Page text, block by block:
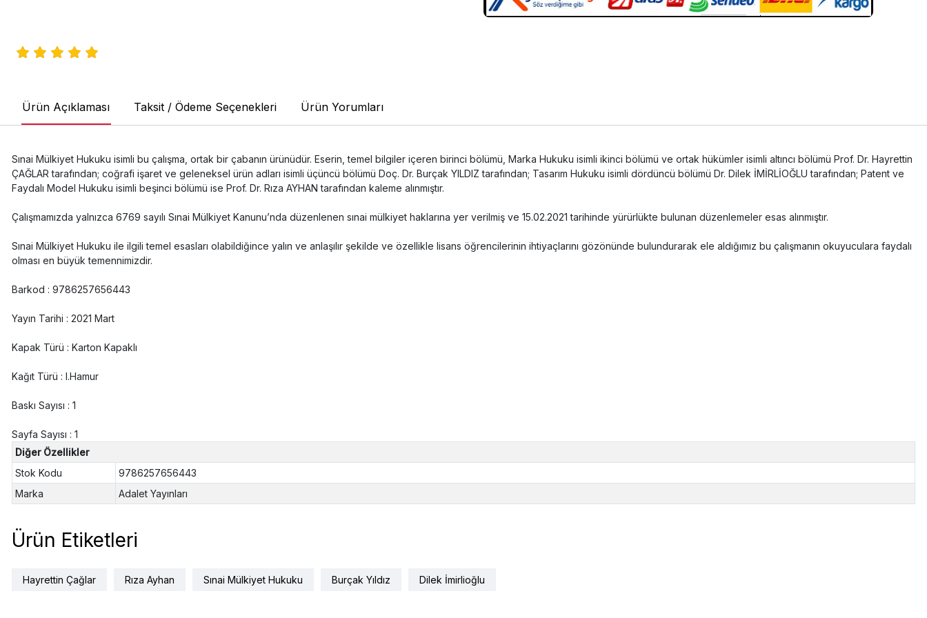
Ürün Açıklaması Taksit / Ödeme Seçenekleri Ürün Yorumları
Sınai Mülkiyet Hukuku isimli bu çalışma, ortak bir çabanın ürünüdür. Eserin, temel bilgiler içeren birinci bölümü, Marka Hukuku isimli ikinci bölümü ve ortak hükümler isimli altıncı bölümü Prof. Dr. Hayrettin
ÇAĞLAR tarafından; coğrafi işaret ve geleneksel ürün adları isimli üçüncü bölümü Doç. Dr. Burçak YILDIZ tarafından; Tasarım Hukuku isimli dördüncü bölümü Dr. Dilek İMİRLİOĞLU tarafından; Patent ve
Faydalı Model Hukuku isimli beşinci bölümü ise Prof. Dr. Rıza AYHAN tarafından kaleme alınmıştır.
Çalışmamızda yalnızca 6769 sayılı Sınai Mülkiyet Kanunu’nda düzenlenen sınai mülkiyet haklarına yer verilmiş ve 15.02.2021 tarihinde yürürlükte bulunan düzenlemeler esas alınmıştır.
Sınai Mülkiyet Hukuku ile ilgili temel esasları olabildiğince yalın ve anlaşılır şekilde ve özellikle lisans öğrencilerinin ihtiyaçlarını gözönünde bulundurarak ele aldığımız bu çalışmanın okuyuculara faydalı
olması en büyük temennimizdir.
Barkod : 9786257656443
Yayın Tarihi : 2021 Mart
Kapak Türü : Karton Kapaklı
Kağıt Türü : I.Hamur
Baskı Sayısı : 1
Sayfa Sayısı : 1
Diğer Özellikler
Stok Kodu
9786257656443
Marka
Adalet Yayınları
Ürün Etiketleri
Hayrettin Çağlar Rıza Ayhan Sınai Mülkiyet Hukuku Burçak Yıldız Dilek İmirlioğlu